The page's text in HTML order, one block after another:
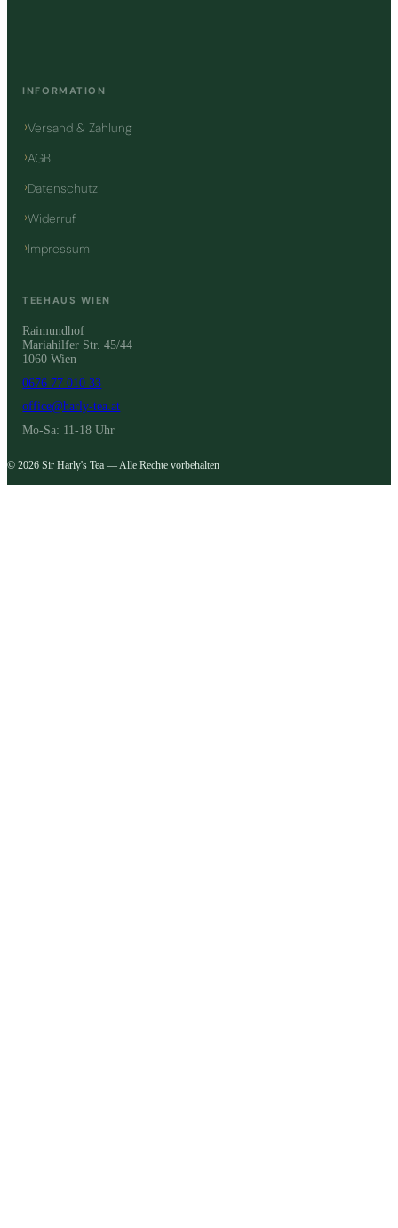
INFORMATION
Versand & Zahlung
AGB
Datenschutz
Widerruf
Impressum
TEEHAUS WIEN
Raimundhof
Mariahilfer Str. 45/44
1060 Wien
0676 77 010 33
office@harly-tea.at
Mo-Sa: 11-18 Uhr
© 2026 Sir Harly's Tea — Alle Rechte vorbehalten